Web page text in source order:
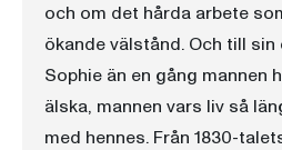
och om det hårda arbete
ökande välstånd. Och till
Sophie än en gång mannen
älska, mannen vars liv så
med hennes. Från 1830-